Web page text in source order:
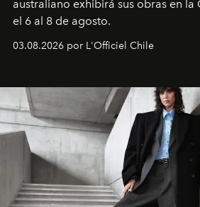
australiano exhibirá sus obras en la
el 6 al 8 de agosto.
03.08.2026 por L'Officiel Chile